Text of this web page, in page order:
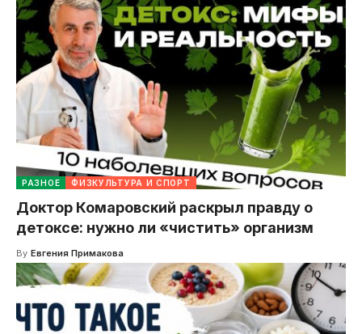
РАЗНОЕ ФИЗКУЛЬТУРА И СПОРТ
Доктор Комаровский раскрыл правду о
детоксе: нужно ли «чистить» организм
By Евгения Примакова